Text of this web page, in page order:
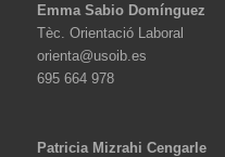
Emma Sabio Domínguez
Tèc. Orientació Laboral
orienta@usoib.es
695 664 978
Patricia Mizrahi Cengarle